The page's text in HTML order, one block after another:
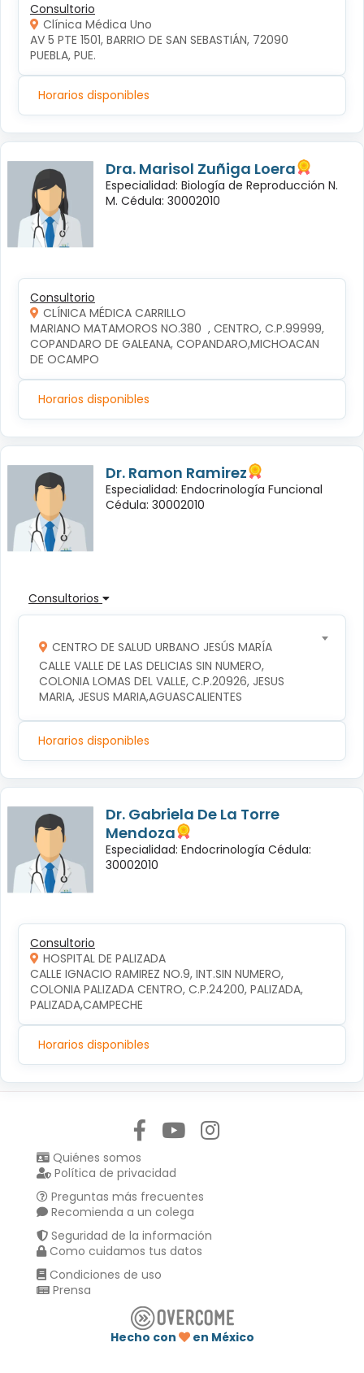
Consultorio
Clínica Médica Uno
AV 5 PTE 1501, BARRIO DE SAN SEBASTIÁN, 72090
PUEBLA, PUE.
Horarios disponibles
Dra. Marisol Zuñiga Loera
Especialidad: Biología de Reproducción N.
M. Cédula: 30002010
Consultorio
CLÍNICA MÉDICA CARRILLO
MARIANO MATAMOROS NO.380  , CENTRO, C.P.99999,
COPANDARO DE GALEANA, COPANDARO,MICHOACAN
DE OCAMPO
Horarios disponibles
Dr. Ramon Ramirez
Especialidad: Endocrinología Funcional
Cédula: 30002010
Consultorios
CENTRO DE SALUD URBANO JESÚS MARÍA
CALLE VALLE DE LAS DELICIAS SIN NUMERO,
COLONIA LOMAS DEL VALLE, C.P.20926, JESUS
MARIA, JESUS MARIA,AGUASCALIENTES
Horarios disponibles
Dr. Gabriela De La Torre
Mendoza
Especialidad: Endocrinología Cédula:
30002010
Consultorio
HOSPITAL DE PALIZADA
CALLE IGNACIO RAMIREZ NO.9, INT.SIN NUMERO,
COLONIA PALIZADA CENTRO, C.P.24200, PALIZADA,
PALIZADA,CAMPECHE
Horarios disponibles
Quiénes somos
Política de privacidad
Preguntas más frecuentes
Recomienda a un colega
Seguridad de la información
Como cuidamos tus datos
Condiciones de uso
Prensa
Hecho con
en México